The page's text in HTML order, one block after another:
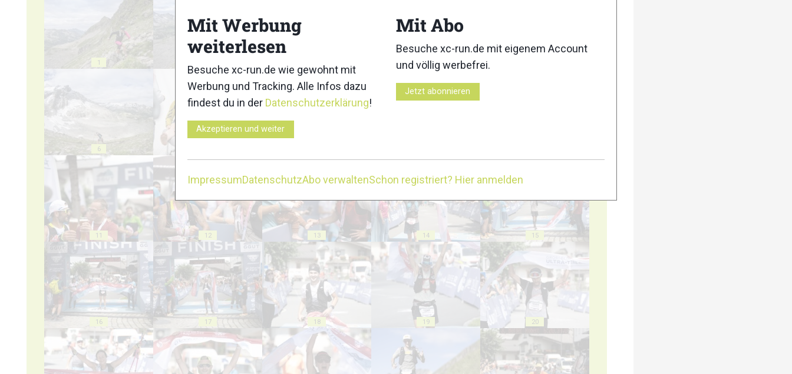
1 4
6
11 12 13 14 15
16 17 18 19 20
Mit Werbung
weiterlesen
Besuche xc-run.de wie gewohnt mit
Werbung und Tracking. Alle Infos dazu
findest du in der Datenschutzerklärung!
Akzeptieren und weiter
Mit Abo
Besuche xc-run.de mit eigenem Account
und völlig werbefrei.
Jetzt abonnieren
ImpressumDatenschutzAbo verwaltenSchon registriert? Hier anmelden